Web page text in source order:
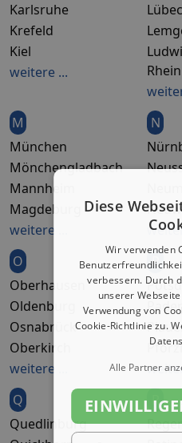
Karlsruhe
Krefeld
Kiel
weitere ...
Rhein
M
München
Mönchengladbach
Mannheim
Magdeburg
weitere ...
N
O
Oberhausen
Oldenburg
Osnabrück
Oberkirch
weitere ...
P
Q
Quedlinburg
R
Diese
Wir verwenden
verbessern. Durch
unserer
Verwendung von
Cookie-Richtlinie zu.
Alle Partner